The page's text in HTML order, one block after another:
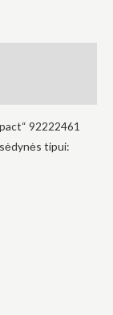
92222461
tipui: